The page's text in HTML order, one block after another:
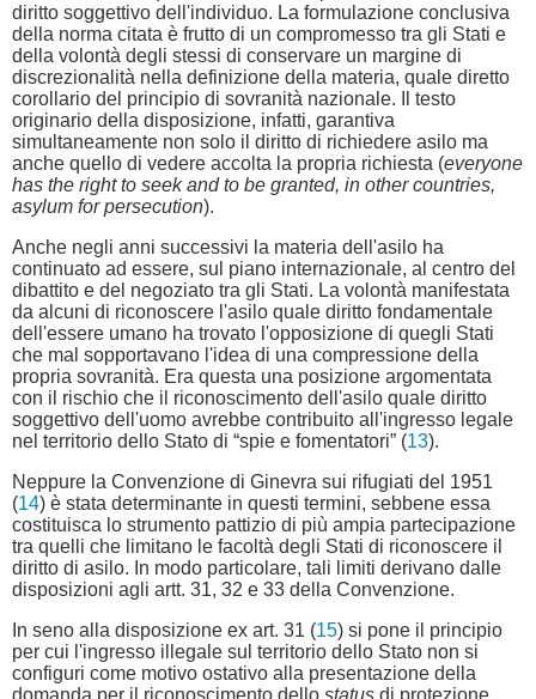
diritto soggettivo dell'individuo. La formulazione conclusiva
della norma citata è frutto di un compromesso tra gli Stati e
della volontà degli stessi di conservare un margine di
discrezionalità nella definizione della materia, quale diretto
corollario del principio di sovranità nazionale. Il testo
originario della disposizione, infatti, garantiva
simultaneamente non solo il diritto di richiedere asilo ma
anche quello di vedere accolta la propria richiesta (everyone
has the right to seek and to be granted, in other countries,
asylum for persecution).
Anche negli anni successivi la materia dell'asilo ha
continuato ad essere, sul piano internazionale, al centro del
dibattito e del negoziato tra gli Stati. La volontà manifestata
da alcuni di riconoscere l'asilo quale diritto fondamentale
dell'essere umano ha trovato l'opposizione di quegli Stati
che mal sopportavano l'idea di una compressione della
propria sovranità. Era questa una posizione argomentata
con il rischio che il riconoscimento dell'asilo quale diritto
soggettivo dell'uomo avrebbe contribuito all'ingresso legale
nel territorio dello Stato di “spie e fomentatori” (13).
Neppure la Convenzione di Ginevra sui rifugiati del 1951
(14) è stata determinante in questi termini, sebbene essa
costituisca lo strumento pattizio di più ampia partecipazione
tra quelli che limitano le facoltà degli Stati di riconoscere il
diritto di asilo. In modo particolare, tali limiti derivano dalle
disposizioni agli artt. 31, 32 e 33 della Convenzione.
In seno alla disposizione ex art. 31 (15) si pone il principio
per cui l'ingresso illegale sul territorio dello Stato non si
configuri come motivo ostativo alla presentazione della